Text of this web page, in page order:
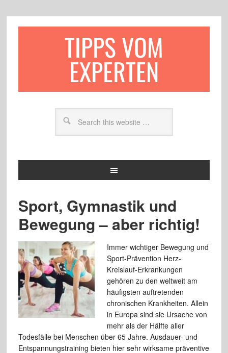
TIPPS VOM
EXPERTEN
Sport, Gymnastik und
Bewegung – aber richtig!
Immer wichtiger Bewegung und
Sport-Prävention Herz-
Kreislauf-Erkrankungen
gehören zu den weltweit am
häufigsten auftretenden
chronischen Krankheiten. Allein
in Europa sind sie Ursache von
mehr als der Hälfte aller
Todesfälle bei Menschen über 65 Jahre. Ausdauer- und
Entspannungstraining bieten hier sehr wirksame präventive